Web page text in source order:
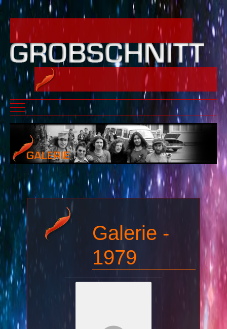
Mobile Menu Toggle
Galerie -
1979